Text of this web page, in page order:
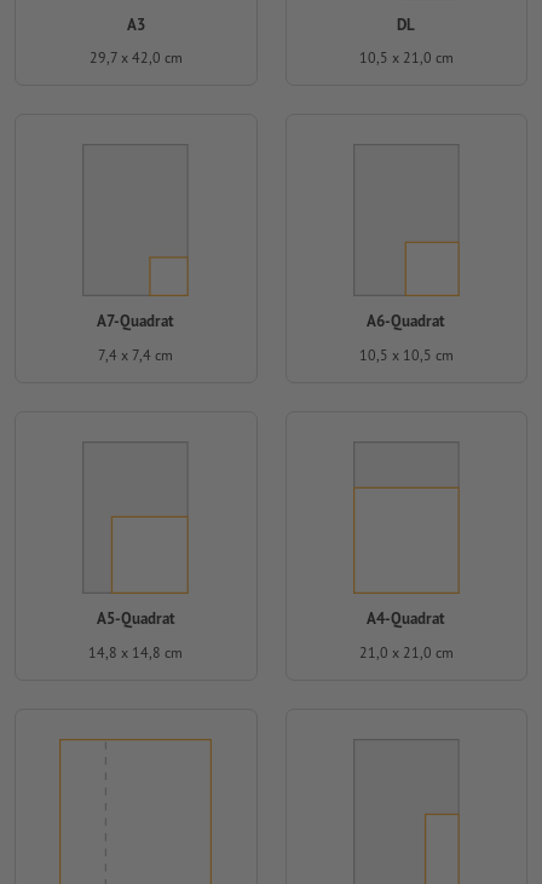
A3
29,7 x 42,0 cm
DL
10,5 x 21,0 cm
A7-Quadrat
7,4 x 7,4 cm
A6-Quadrat
10,5 x 10,5 cm
A5-Quadrat
14,8 x 14,8 cm
A4-Quadrat
21,0 x 21,0 cm